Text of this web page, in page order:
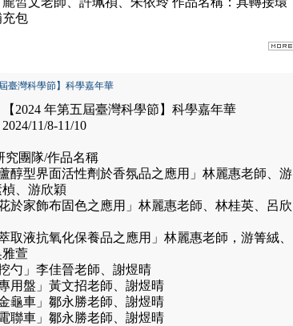
包
屆臺灣科學節】科學嘉年華
2024 年第五屆臺灣科學節】科學嘉年華
11/8-11/10
究團隊/作品名稱
醇型界面活性劑於香氛品之應用」林麗惠老師、游
、游欣穎
於家飾布固色之應用」林麗惠老師、林桂英、呂欣
取液抗氧化保養品之應用」林麗惠老師，游箐絨、
萱
勺」李佳晉老師、謝煜晴
用盤」黃文招老師、謝煜晴
龜車」鄒永勝老師、謝煜晴
聯車」鄒永勝老師、謝煜晴